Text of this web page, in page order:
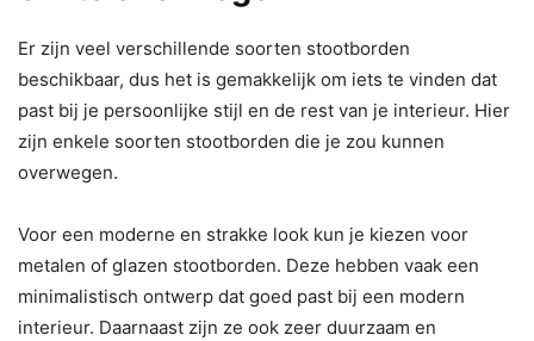
Er zijn veel verschillende soorten stootborden
beschikbaar, dus het is gemakkelijk om iets te vinden dat
past bij je persoonlijke stijl en de rest van je interieur. Hier
zijn enkele soorten stootborden die je zou kunnen
overwegen.
Voor een moderne en strakke look kun je kiezen voor
metalen of glazen stootborden. Deze hebben vaak een
minimalistisch ontwerp dat goed past bij een modern
interieur. Daarnaast zijn ze ook zeer duurzaam en